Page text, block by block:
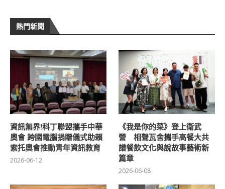
熱門新聞
資訊無界!科丁聯盟攜手中華
奧會 跨國電腦捐贈儀式助賴
索托奧會推動青年資訊教育
2026-06-12
《我是你的菜》登上衛武
營 相聲瓦舍攜手高餐大共
譜餐飲文化與說故事藝術新
篇章
2026-06-08